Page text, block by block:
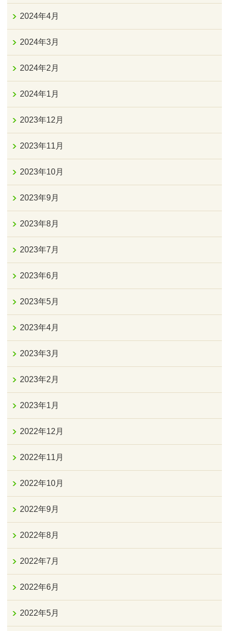
2024年4月
2024年3月
2024年2月
2024年1月
2023年12月
2023年11月
2023年10月
2023年9月
2023年8月
2023年7月
2023年6月
2023年5月
2023年4月
2023年3月
2023年2月
2023年1月
2022年12月
2022年11月
2022年10月
2022年9月
2022年8月
2022年7月
2022年6月
2022年5月